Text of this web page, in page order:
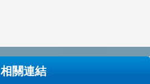
相關連結